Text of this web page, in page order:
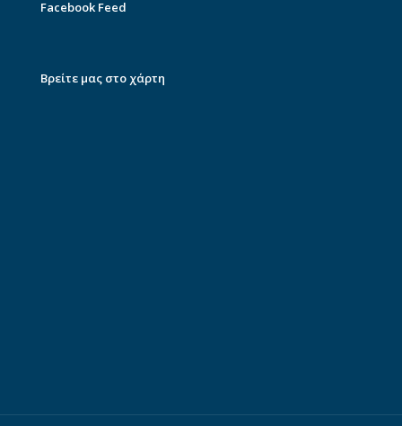
Facebook Feed
Βρείτε μας στο χάρτη